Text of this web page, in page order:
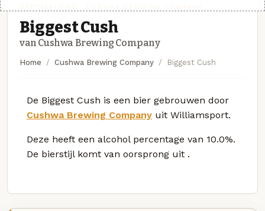
Biggest Cush
van Cushwa Brewing Company
Home Cushwa Brewing Company Biggest Cush
De Biggest Cush is een bier gebrouwen door
Cushwa Brewing Company uit Williamsport.
Deze heeft een alcohol percentage van 10.0%.
De bierstijl komt van oorsprong uit .